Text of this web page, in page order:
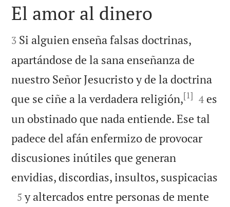

El amor al dinero

3 Si alguien enseña falsas doctrinas,
apartándose de la sana enseñanza de
nuestro Señor Jesucristo y de la doctrina
que se ciñe a la verdadera religión,[1] 

4 es
un obstinado que nada entiende. Ese tal
padece del afán enfermizo de provocar
discusiones inútiles que generan
envidias, discordias, insultos, suspicacias

5 y altercados entre personas de mente